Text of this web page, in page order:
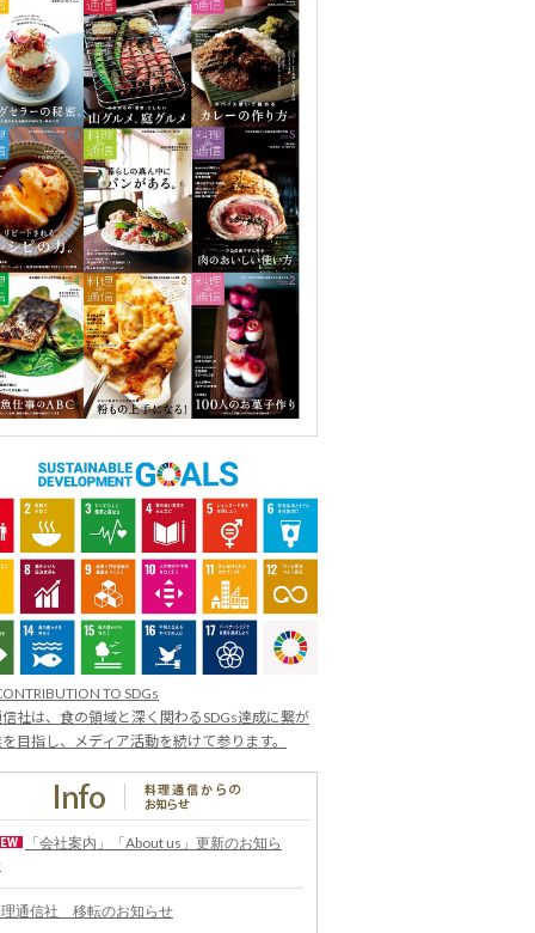
TO SDGs
社は、食の領域と深く関わるSDGs達成に繋が
目指し、メディア活動を続けて参ります。
「会社案内」「About us」更新のお知ら
通信社 移転のお知らせ